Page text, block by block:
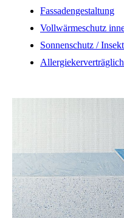
Fassadengestaltung
Vollwärmeschutz
Sonnenschutz /